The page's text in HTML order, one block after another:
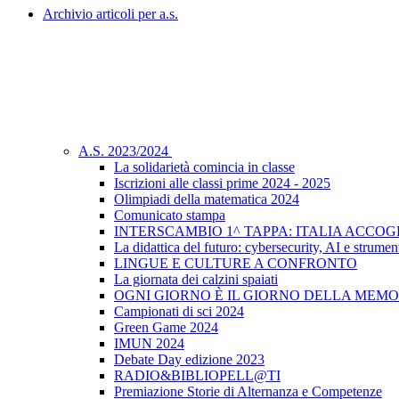
Archivio articoli per a.s.
A.S. 2023/2024
La solidarietà comincia in classe
Iscrizioni alle classi prime 2024 - 2025
Olimpiadi della matematica 2024
Comunicato stampa
INTERSCAMBIO 1^ TAPPA: ITALIA
La didattica del futuro: cybersecurity, AI e
LINGUE E CULTURE A CONFRONTO
La giornata dei calzini spaiati
OGNI GIORNO È IL GIORNO DELLA
Campionati di sci 2024
Green Game 2024
IMUN 2024
Debate Day edizione 2023
RADIO&BIBLIOPELL@TI
Premiazione Storie di Alternanza e Competenze